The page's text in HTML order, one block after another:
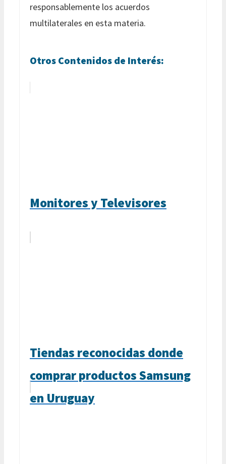
responsablemente los acuerdos
multilaterales en esta materia.
Otros Contenidos de Interés:
Monitores y Televisores
Tiendas reconocidas donde
comprar productos Samsung
en Uruguay